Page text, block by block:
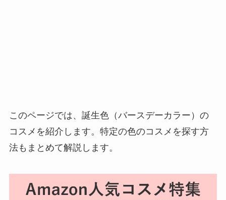
このページでは、誕生色（バースデーカラー）の
コスメを紹介します。特定の色のコスメを探す方
法もまとめて解説します。